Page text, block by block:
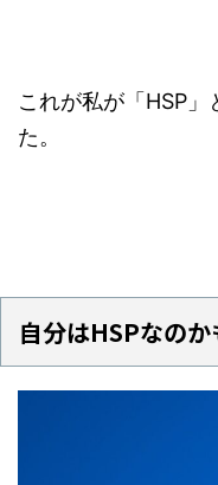
これが私が「HSP
た。
自分はHSPなのか